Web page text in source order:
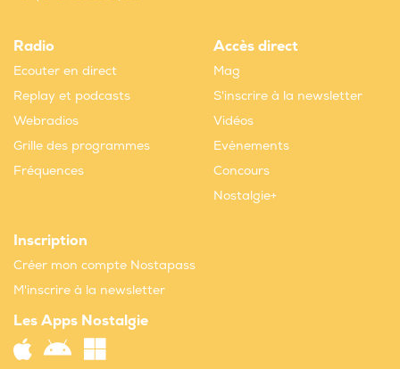
Radio
Ecouter en direct
Replay et podcasts
Webradios
Grille des programmes
Fréquences
Accès direct
Mag
S'inscrire à la newsletter
Vidéos
Evènements
Concours
Nostalgie+
Inscription
Créer mon compte Nostapass
M'inscrire à la newsletter
Les Apps Nostalgie